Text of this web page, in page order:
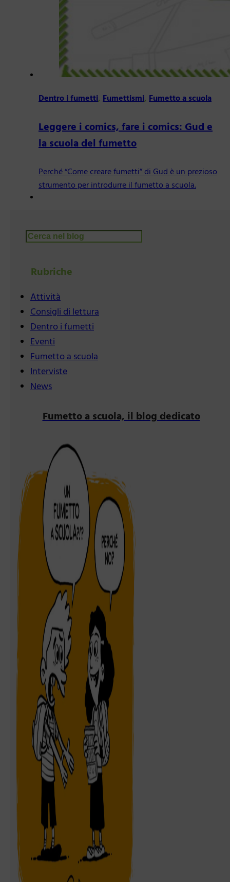
Dentro i fumetti,Fumettismi,Fumetto a scuola
Leggere i comics, fare i comics: Gud e
la scuola del fumetto
Perché “Come creare fumetti” di Gud è un prezioso
strumento per introdurre il fumetto a scuola.
Cerca
Rubriche
Attività
Consigli di lettura
Dentro i fumetti
Eventi
Fumetto a scuola
Interviste
News
Fumetto a scuola, il blog dedicato